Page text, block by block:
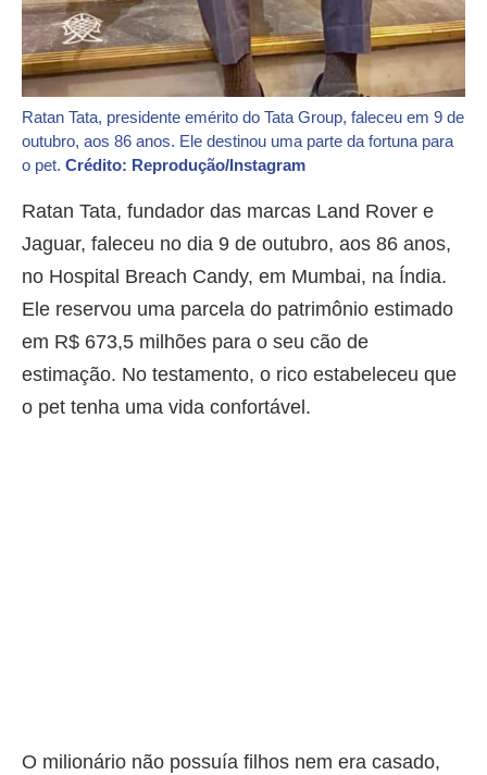
Ratan Tata, presidente emérito do Tata Group, faleceu em 9 de
outubro, aos 86 anos. Ele destinou uma parte da fortuna para
o pet. Crédito: Reprodução/Instagram
Ratan Tata, fundador das marcas Land Rover e
Jaguar, faleceu no dia 9 de outubro, aos 86 anos,
no Hospital Breach Candy, em Mumbai, na Índia.
Ele reservou uma parcela do patrimônio estimado
em R$ 673,5 milhões para o seu cão de
estimação. No testamento, o rico estabeleceu que
o pet tenha uma vida confortável.
O milionário não possuía filhos nem era casado,